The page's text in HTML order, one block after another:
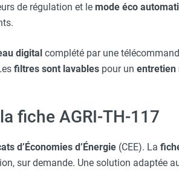
de régulation et le mode éco
digital complété par une
filtres sont lavables pour un entretien
fiche AGRI-TH-117
d’Économies d’Énergie (CEE). La
sur demande. Une solution adaptée